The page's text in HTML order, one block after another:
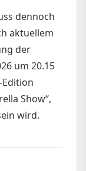
dennoch
aktuellem
der
um 20.15
Show“,
wird.